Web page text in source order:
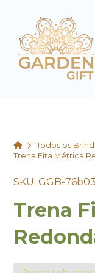
HomeTodos os
Trena Fita Métrica
SKU: GGB-
Trena
online